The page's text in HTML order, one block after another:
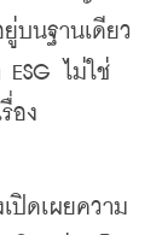
บนฐานเดียว
ไม่ใช่
อง
ดเผยความ